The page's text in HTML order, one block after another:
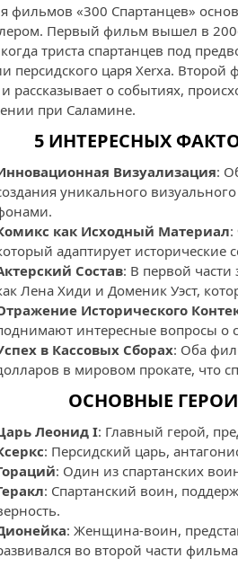
фильмов «300 Спартанцев»
Первый фильм вышел в
триста спартанцев под
персидского царя Xerxa.
и рассказывает о событиях,
при Саламине.
5 ИНТЕРЕСНЫХ
Визуализация:
уникального
как Исходный Материал:
адаптирует
Состав: В первой части
Лена Хиди и Доменик Уэст,
Исторического
интересные вопросы о
в Кассовых Сборах: Оба
в мировом прокате, что
ОСНОВНЫЕ
Леонид I: Главный герой,
: Персидский царь,
: Один из спартанских
: Спартанский воин,
: Женщина-воин,
во второй части